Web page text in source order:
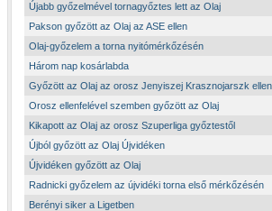
Újabb győzelmével tornagyőztes lett az Olaj
Pakson győzött az Olaj az ASE ellen
Olaj-győzelem a torna nyitómérkőzésén
Három nap kosárlabda
Győzött az Olaj az orosz Jenyiszej Krasznojarszk ellen
Orosz ellenfelével szemben győzött az Olaj
Kikapott az Olaj az orosz Szuperliga győztestől
Újból győzött az Olaj Újvidéken
Újvidéken győzött az Olaj
Radnicki győzelem az újvidéki torna első mérkőzésén
Berényi siker a Ligetben